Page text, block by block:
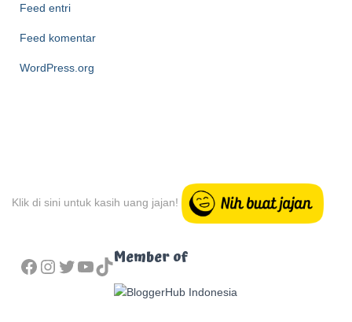
Feed entri
Feed komentar
WordPress.org
Klik di sini untuk kasih uang jajan!
FACEBOOK INSTAGRAM TWITTER YOUTUBE TIKTOK
Member of